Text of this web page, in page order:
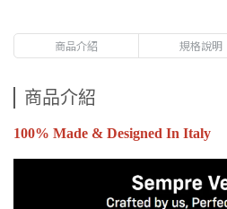
商品介紹 規格說明
商品介紹
100% Made & Designed In Italy